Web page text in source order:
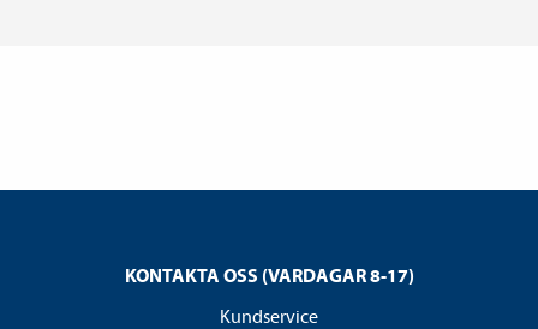
KONTAKTA OSS (VARDAGAR 8-17)
Kundservice